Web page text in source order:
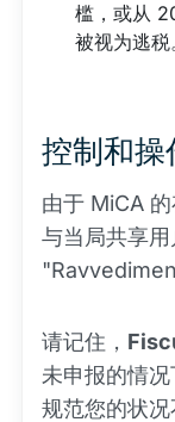
槛，或从
被视为逃税
控制和操
由于 MiCA
与当局共享
请记住，
未申报的情
规范您的状